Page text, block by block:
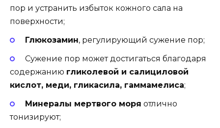
пор и устранить избыток кожного сала на
поверхности;
Глюкозамин, регулирующий сужение пор;
Сужение пор может достигаться благодаря
содержанию гликолевой и салициловой
кислот, меди, гликасила, гаммамелиса;
Минералы мертвого моря отлично
тонизируют;